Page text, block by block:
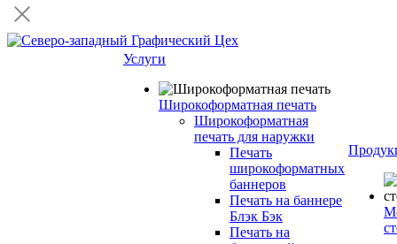
Услуги
Широкоформатная печать
Широкоформатная
печать для наружки
Печать
широкоформатных
баннеров
Печать на баннере
Блэк Бэк
Печать на